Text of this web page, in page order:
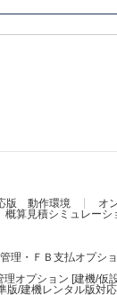
版 動作環境
オ
概算見積シミュレーシ
理・ＦＢ支払オプシ
理オプション [建機/仮
版/建機レンタル版対